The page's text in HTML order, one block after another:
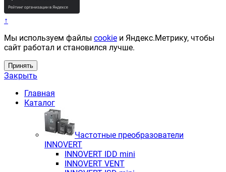
↑
Мы используем файлы cookie и Яндекс.Метрику, чтобы
сайт работал и становился лучше.
Принять
Закрыть
Главная
Каталог
Частотные преобразователи
INNOVERT
INNOVERT IDD mini
INNOVERT VENT